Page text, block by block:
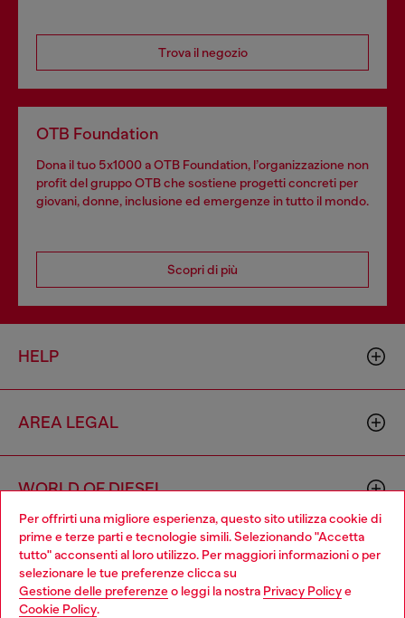
Per offrirti una migliore esperienza, questo sito utilizza cookie di
prime e terze parti e tecnologie simili. Selezionando "Accetta
tutto" acconsenti al loro utilizzo. Per maggiori informazioni o per
selezionare le tue preferenze clicca su
Gestione delle preferenzeo leggi la nostra Privacy Policye
Cookie Policy.
Trova il negozio
OTB Foundation
Dona il tuo 5x1000 a OTB Foundation, l’organizzazione non
profit del gruppo OTB che sostiene progetti concreti per
giovani, donne, inclusione ed emergenze in tutto il mondo.
Scopri di più
HELP
AREA LEGAL
WORLD OF DIESEL
CORPORATE
Choose your location
You are currently browsing Italia website, but it seems you may